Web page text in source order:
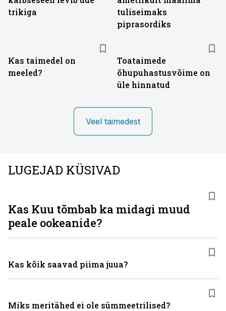
trikiga
tuliseimaks
piprasordiks
Kas taimedel on
meeled?
Toataimede
õhupuhastusvõime on
üle hinnatud
Veel taimedest
LUGEJAD KÜSIVAD
Kas Kuu tõmbab ka midagi muud
peale ookeanide?
Kas kõik saavad piima juua?
Miks meritähed ei ole sümmeetrilised?